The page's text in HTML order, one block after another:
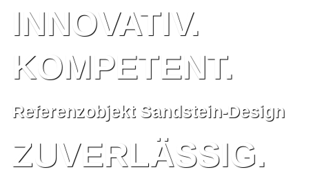
INNOVATIV.
KOMPETENT.
Referenzobjekt Sandstein-Design
ZUVERLÄSSIG.